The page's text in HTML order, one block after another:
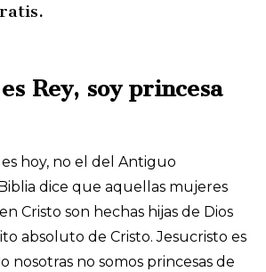
Rey, soy princesa
hoy, no el del Antiguo
dice que aquellas mujeres
Cristo son hechas hijas de Dios
absoluto de Cristo. Jesucristo es
nosotras no somos princesas de